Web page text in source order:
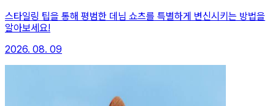
스타일링 팁을 통해 평범한 데님 쇼츠를 특별하게 변신시키는 방법을
알아보세요!
2026. 08. 09